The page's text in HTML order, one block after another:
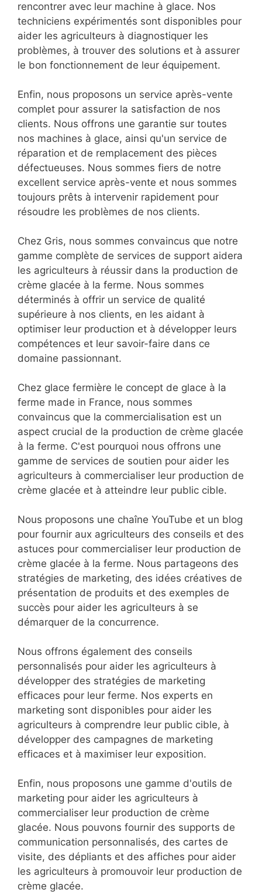
rencontrer avec leur machine à glace. Nos
techniciens expérimentés sont disponibles pour
aider les agriculteurs à diagnostiquer les
problèmes, à trouver des solutions et à assurer
le bon fonctionnement de leur équipement.
Enfin, nous proposons un service après-vente
complet pour assurer la satisfaction de nos
clients. Nous offrons une garantie sur toutes
nos machines à glace, ainsi qu'un service de
réparation et de remplacement des pièces
défectueuses. Nous sommes fiers de notre
excellent service après-vente et nous sommes
toujours prêts à intervenir rapidement pour
résoudre les problèmes de nos clients.
Chez Gris, nous sommes convaincus que notre
gamme complète de services de support aidera
les agriculteurs à réussir dans la production de
crème glacée à la ferme. Nous sommes
déterminés à offrir un service de qualité
supérieure à nos clients, en les aidant à
optimiser leur production et à développer leurs
compétences et leur savoir-faire dans ce
domaine passionnant.
Chez glace fermière le concept de glace à la
ferme made in France, nous sommes
convaincus que la commercialisation est un
aspect crucial de la production de crème glacée
à la ferme. C'est pourquoi nous offrons une
gamme de services de soutien pour aider les
agriculteurs à commercialiser leur production de
crème glacée et à atteindre leur public cible.
Nous proposons une chaîne YouTube et un blog
pour fournir aux agriculteurs des conseils et des
astuces pour commercialiser leur production de
crème glacée à la ferme. Nous partageons des
stratégies de marketing, des idées créatives de
présentation de produits et des exemples de
succès pour aider les agriculteurs à se
démarquer de la concurrence.
Nous offrons également des conseils
personnalisés pour aider les agriculteurs à
développer des stratégies de marketing
efficaces pour leur ferme. Nos experts en
marketing sont disponibles pour aider les
agriculteurs à comprendre leur public cible, à
développer des campagnes de marketing
efficaces et à maximiser leur exposition.
Enfin, nous proposons une gamme d'outils de
marketing pour aider les agriculteurs à
commercialiser leur production de crème
glacée. Nous pouvons fournir des supports de
communication personnalisés, des cartes de
visite, des dépliants et des affiches pour aider
les agriculteurs à promouvoir leur production de
crème glacée.